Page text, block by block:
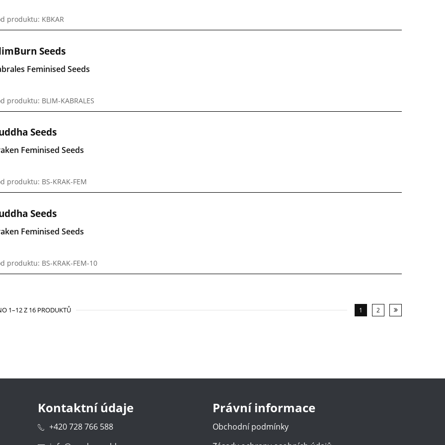
produktu: KBKAR
Seeds
Feminised Seeds
produktu: BLIM-KABRALES
Seeds
Feminised Seeds
produktu: BS-KRAK-FEM
Seeds
Feminised Seeds
produktu: BS-KRAK-FEM-10
1 2
1–12 Z 16 PRODUKTŮ
Kontaktní údaje
+420 728 766 588
Právní informace
Obchodní podmínky